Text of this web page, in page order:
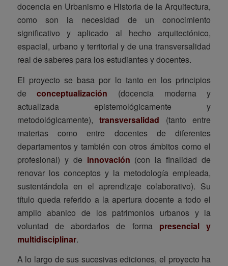
docencia en Urbanismo e Historia de la Arquitectura,
como son la necesidad de un conocimiento
significativo y aplicado al hecho arquitectónico,
espacial, urbano y territorial y de una transversalidad
real de saberes para los estudiantes y docentes.
El proyecto se basa por lo tanto en los principios
deconceptualización (docencia moderna y
actualizada epistemológicamente y
metodológicamente),transversalidad (tanto entre
materias como entre docentes de diferentes
departamentos y también con otros ámbitos como el
profesional) y de innovación (con la finalidad de
renovar los conceptos y la metodología empleada,
sustentándola en el aprendizaje colaborativo). Su
título queda referido a la apertura docente a todo el
amplio abanico de los patrimonios urbanos y la
voluntad de abordarlos de forma presencial y
multidisciplinar.
A lo largo de sus sucesivas ediciones, el proyecto ha